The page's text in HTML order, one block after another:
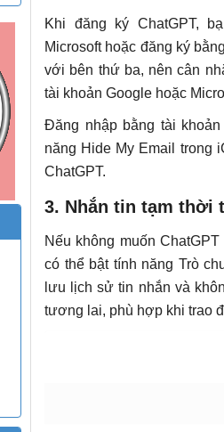
Khi đăng ký ChatGPT,
Microsoft hoặc đăng ký
với bên thứ ba, nên cân
tài khoản Google hoặc
Đăng nhập bằng tài
năng Hide My Email trong
ChatGPT.
3. Nhắn tin tạm thời
Nếu không muốn
có thể bật tính năng Trò
lưu lịch sử tin nhắn và
tương lai, phù hợp khi trao